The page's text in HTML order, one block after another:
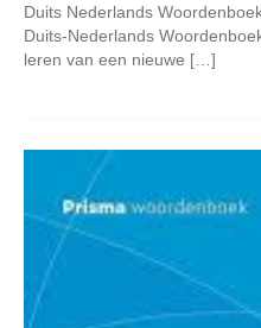
Duits Nederlands
Duits-Nederlands
leren van een nieuwe […]